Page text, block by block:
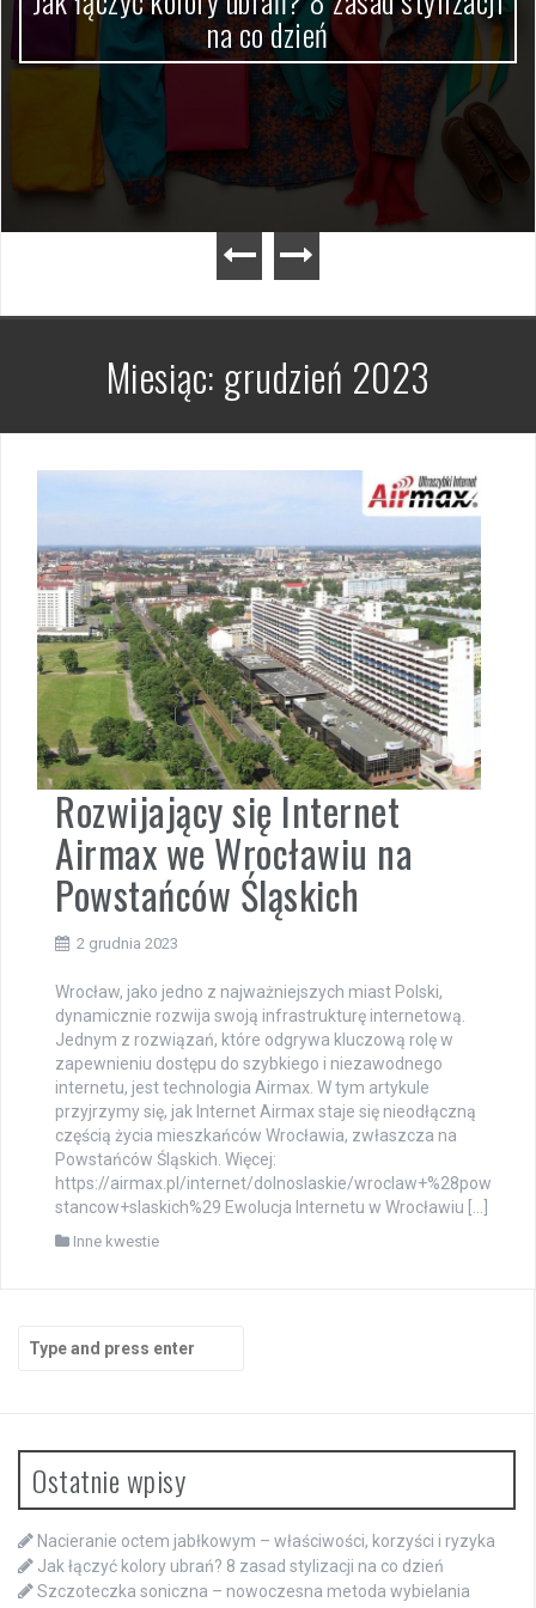
na co dzień
Miesiąc: grudzień 2023
Rozwijający się Internet
Airmax we Wrocławiu na
Powstańców Śląskich
2 grudnia 2023
Wrocław, jako jedno z najważniejszych miast Polski,
dynamicznie rozwija swoją infrastrukturę internetową.
Jednym z rozwiązań, które odgrywa kluczową rolę w
zapewnieniu dostępu do szybkiego i niezawodnego
internetu, jest technologia Airmax. W tym artykule
przyjrzymy się, jak Internet Airmax staje się nieodłączną
częścią życia mieszkańców Wrocławia, zwłaszcza na
Powstańców Śląskich. Więcej:
https://airmax.pl/internet/dolnoslaskie/wroclaw+%28pow
stancow+slaskich%29 Ewolucja Internetu w Wrocławiu […]
Inne kwestie
Search
for:
Ostatnie wpisy
Nacieranie octem jabłkowym – właściwości, korzyści i ryzyka
Jak łączyć kolory ubrań? 8 zasad stylizacji na co dzień
Szczoteczka soniczna – nowoczesna metoda wybielania